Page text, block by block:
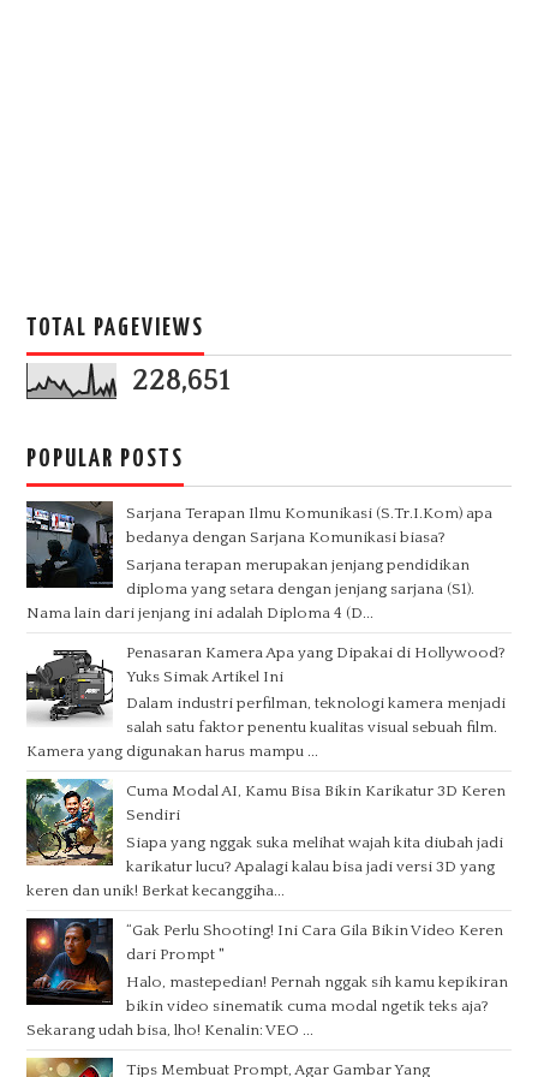
TOTAL PAGEVIEWS
228,651
POPULAR POSTS
Sarjana Terapan Ilmu Komunikasi (S.Tr.I.Kom) apa
bedanya dengan Sarjana Komunikasi biasa?
Sarjana terapan merupakan jenjang pendidikan
diploma yang setara dengan jenjang sarjana (S1).
Nama lain dari jenjang ini adalah Diploma 4 (D...
Penasaran Kamera Apa yang Dipakai di Hollywood?
Yuks Simak Artikel Ini
Dalam industri perfilman, teknologi kamera menjadi
salah satu faktor penentu kualitas visual sebuah film.
Kamera yang digunakan harus mampu ...
Cuma Modal AI, Kamu Bisa Bikin Karikatur 3D Keren
Sendiri
Siapa yang nggak suka melihat wajah kita diubah jadi
karikatur lucu? Apalagi kalau bisa jadi versi 3D yang
keren dan unik! Berkat kecanggiha...
“Gak Perlu Shooting! Ini Cara Gila Bikin Video Keren
dari Prompt "
Halo, mastepedian! Pernah nggak sih kamu kepikiran
bikin video sinematik cuma modal ngetik teks aja?
Sekarang udah bisa, lho! Kenalin: VEO ...
Tips Membuat Prompt, Agar Gambar Yang